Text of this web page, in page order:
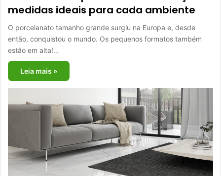
medidas ideais para cada ambiente
O porcelanato tamanho grande surgiu na Europa e, desde
então, conquistou o mundo. Os pequenos formatos também
estão em alta!…
Leia mais »